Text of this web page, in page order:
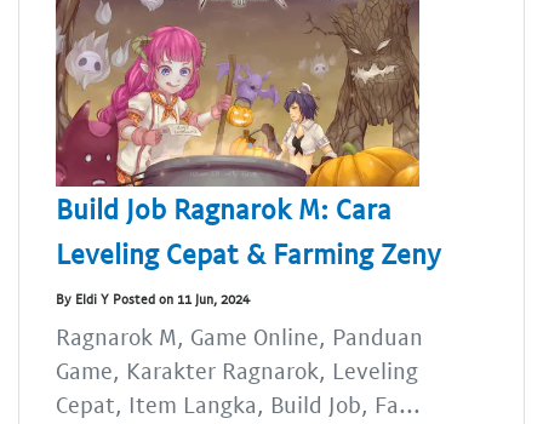
Build Job Ragnarok M: Cara
Leveling Cepat & Farming Zeny
By Eldi Y Posted on 11 Jun, 2024
Ragnarok M, Game Online, Panduan
Game, Karakter Ragnarok, Leveling
Cepat, Item Langka, Build Job, Fa...